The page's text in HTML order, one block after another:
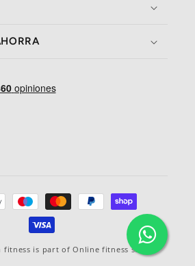
fitness is part of Online fitness sales